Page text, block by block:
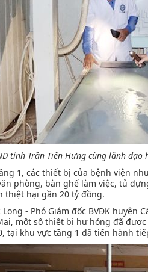
tỉnh Trần Tiến Hưng cùng lãnh
1, các thiết bị của bệnh viện
phòng, bàn ghế làm việc, tủ
thiệt hại gần 20 tỷ đồng.
Long - Phó Giám đốc BVĐK
một số thiết bị hư hỏng đã
tại khu vực tầng 1 đã tiến hành